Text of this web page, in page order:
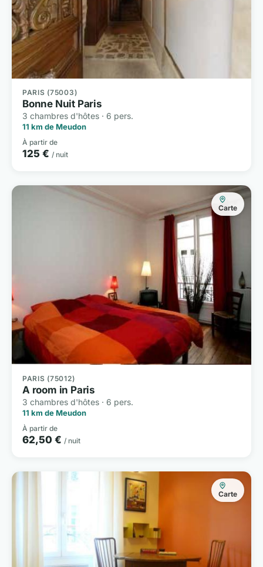
PARIS (75003)
Bonne Nuit Paris
3 chambres d'hôtes · 6 pers.
11 km de Meudon
À partir de
125 € / nuit
Carte
PARIS (75012)
A room in Paris
3 chambres d'hôtes · 6 pers.
11 km de Meudon
À partir de
62,50 € / nuit
Carte